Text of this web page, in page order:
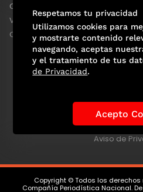
Clase
ViveUSA
Confabulario
Historia de los Mundiales Lo
Las Figuras
Aviso de
Copyright © Todos los derechos
Compañía Periodística Nacional.
Respetamos tu privacidad
Utilizamos cookies para
y mostrarte contenido
navegando, aceptas
y el tratamiento de tus
de Privacidad.
Acepto